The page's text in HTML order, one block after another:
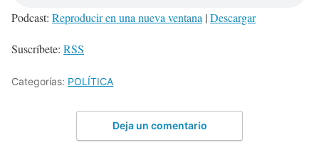
Podcast: Reproducir en una nueva ventana |Descargar
Suscríbete: RSS
Categorías: POLÍTICA
Deja un comentario